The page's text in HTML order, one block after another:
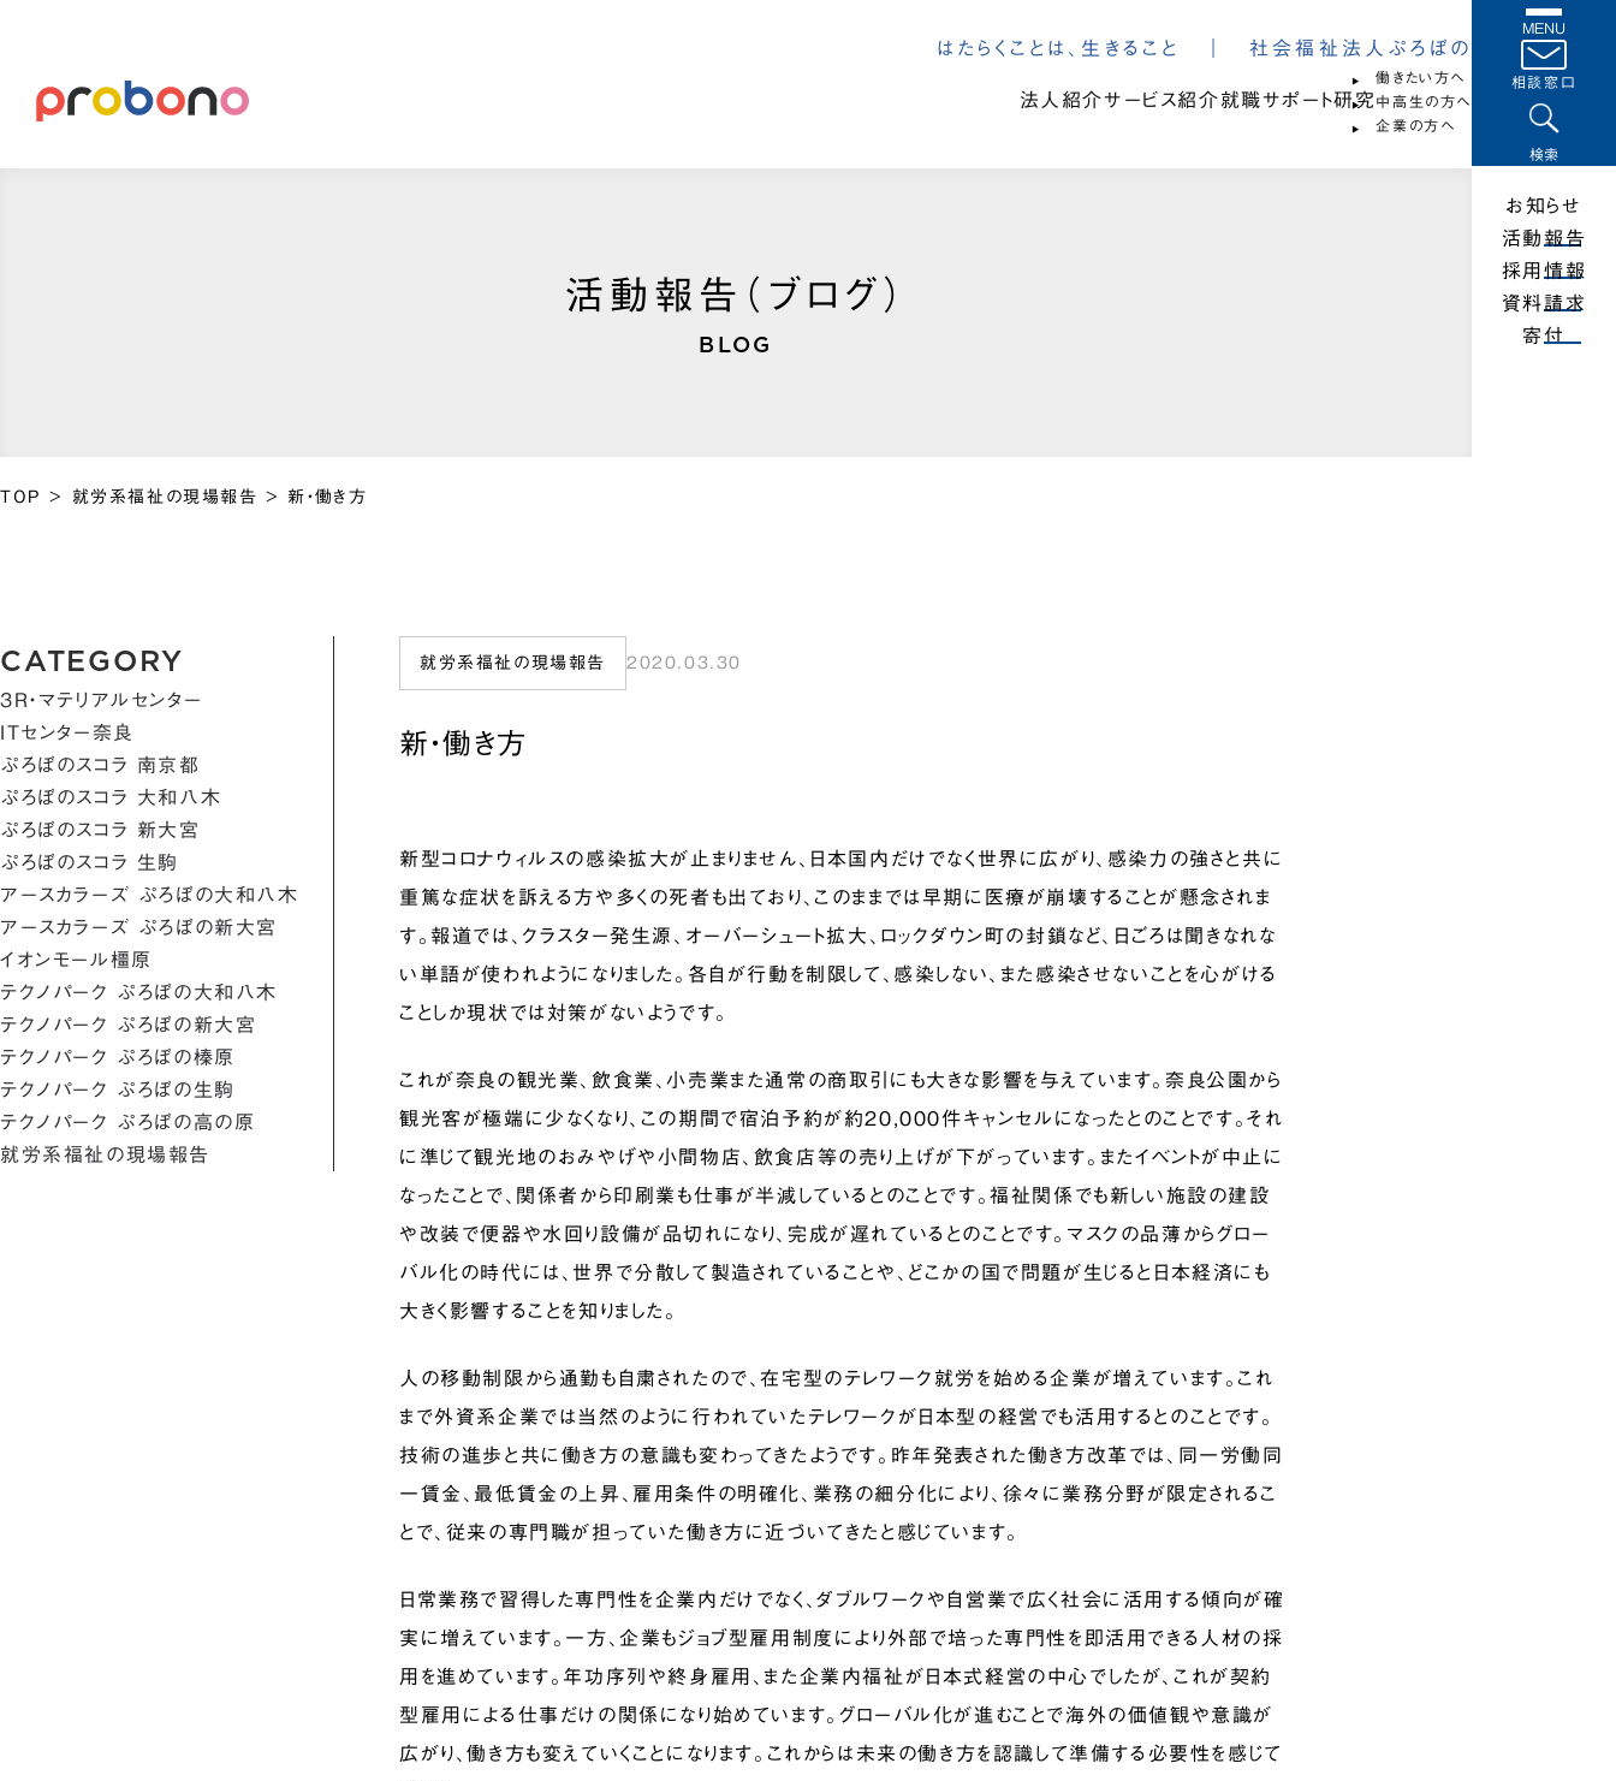
はたらくことは、生きること ｜ 社会福祉法人ぷろぼの
法人紹介サービス紹介就職サポート研究
働きたい方へ
中高生の方へ
企業の方へ
活動報告（ブログ）
BLOG
TOP > 就労系福祉の現場報告 >新・働き方
CATEGORY
3R・マテリアルセンター
ITセンター奈良
ぷろぼのスコラ 南京都
ぷろぼのスコラ 大和八木
ぷろぼのスコラ 新大宮
ぷろぼのスコラ 生駒
アースカラーズ ぷろぼの大和八木
アースカラーズ ぷろぼの新大宮
イオンモール橿原
テクノパーク ぷろぼの大和八木
テクノパーク ぷろぼの新大宮
テクノパーク ぷろぼの榛原
テクノパーク ぷろぼの生駒
テクノパーク ぷろぼの高の原
就労系福祉の現場報告
就労系福祉の現場報告 2020.03.30
新・働き方
新型コロナウィルスの感染拡大が止まりません、日本国内だけでなく世界に広がり、感染力の強さと共に
重篤な症状を訴える方や多くの死者も出ており、このままでは早期に医療が崩壊することが懸念されま
す。報道では、クラスター発生源、オーバーシュート拡大、ロックダウン町の封鎖など、日ごろは聞きなれな
い単語が使われようになりました。各自が行動を制限して、感染しない、また感染させないことを心がける
ことしか現状では対策がないようです。
これが奈良の観光業、飲食業、小売業また通常の商取引にも大きな影響を与えています。奈良公園から
観光客が極端に少なくなり、この期間で宿泊予約が約20,000件キャンセルになったとのことです。それ
に準じて観光地のおみやげや小間物店、飲食店等の売り上げが下がっています。またイベントが中止に
なったことで、関係者から印刷業も仕事が半減しているとのことです。福祉関係でも新しい施設の建設
や改装で便器や水回り設備が品切れになり、完成が遅れているとのことです。マスクの品薄からグロー
バル化の時代には、世界で分散して製造されていることや、どこかの国で問題が生じると日本経済にも
大きく影響することを知りました。
人の移動制限から通勤も自粛されたので、在宅型のテレワーク就労を始める企業が増えています。これ
まで外資系企業では当然のように行われていたテレワークが日本型の経営でも活用するとのことです。
技術の進歩と共に働き方の意識も変わってきたようです。昨年発表された働き方改革では、同一労働同
一賃金、最低賃金の上昇、雇用条件の明確化、業務の細分化により、徐々に業務分野が限定されるこ
とで、従来の専門職が担っていた働き方に近づいてきたと感じています。
日常業務で習得した専門性を企業内だけでなく、ダブルワークや自営業で広く社会に活用する傾向が確
実に増えています。一方、企業もジョブ型雇用制度により外部で培った専門性を即活用できる人材の採
用を進めています。年功序列や終身雇用、また企業内福祉が日本式経営の中心でしたが、これが契約
型雇用による仕事だけの関係になり始めています。グローバル化が進むことで海外の価値観や意識が
広がり、働き方も変えていくことになります。これからは未来の働き方を認識して準備する必要性を感じて
MENU
相談窓口
検索
お知らせ
活動報告
採用情報
資料請求
寄付